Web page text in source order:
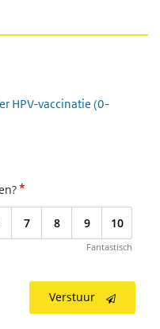
HPV-vaccinatie (0-
*
7 8 9 10
Fantastisch
Verstuur